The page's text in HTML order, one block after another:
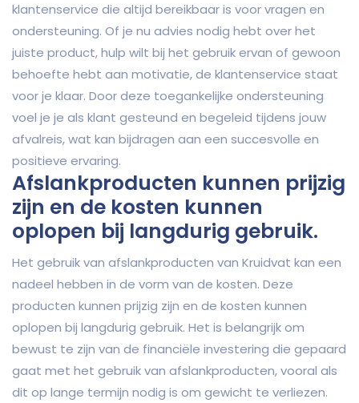
klantenservice die altijd bereikbaar is voor vragen en
ondersteuning. Of je nu advies nodig hebt over het
juiste product, hulp wilt bij het gebruik ervan of gewoon
behoefte hebt aan motivatie, de klantenservice staat
voor je klaar. Door deze toegankelijke ondersteuning
voel je je als klant gesteund en begeleid tijdens jouw
afvalreis, wat kan bijdragen aan een succesvolle en
positieve ervaring.
Afslankproducten kunnen prijzig
zijn en de kosten kunnen
oplopen bij langdurig gebruik.
Het gebruik van afslankproducten van Kruidvat kan een
nadeel hebben in de vorm van de kosten. Deze
producten kunnen prijzig zijn en de kosten kunnen
oplopen bij langdurig gebruik. Het is belangrijk om
bewust te zijn van de financiële investering die gepaard
gaat met het gebruik van afslankproducten, vooral als
dit op lange termijn nodig is om gewicht te verliezen.